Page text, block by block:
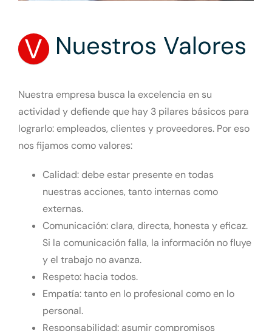
V Nuestros Valores
Nuestra empresa busca la excelencia en su
actividad y defiende que hay 3 pilares básicos para
lograrlo: empleados, clientes y proveedores. Por eso
nos fijamos como valores:
Calidad: debe estar presente en todas
nuestras acciones, tanto internas como
externas.
Comunicación: clara, directa, honesta y eficaz.
Si la comunicación falla, la información no fluye
y el trabajo no avanza.
Respeto: hacia todos.
Empatía: tanto en lo profesional como en lo
personal.
Responsabilidad: asumir compromisos